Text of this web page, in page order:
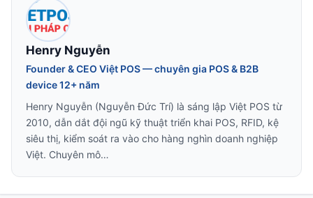
Henry Nguyễn
Founder & CEO Việt POS — chuyên gia POS & B2B
device 12+ năm
Henry Nguyễn (Nguyễn Đức Trí) là sáng lập Việt POS từ
2010, dẫn dắt đội ngũ kỹ thuật triển khai POS, RFID, kệ
siêu thị, kiểm soát ra vào cho hàng nghìn doanh nghiệp
Việt. Chuyên mô…